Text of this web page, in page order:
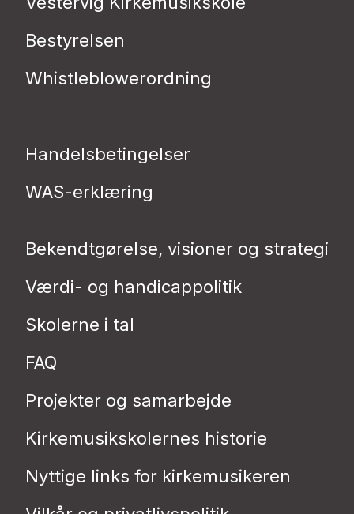
Bestyrelsen
Whistleblowerordning
Handelsbetingelser
WAS-erklæring
Bekendtgørelse, visioner og strategi
Værdi- og handicappolitik
Skolerne i tal
FAQ
Projekter og samarbejde
Kirkemusikskolernes historie
Nyttige links for kirkemusikeren